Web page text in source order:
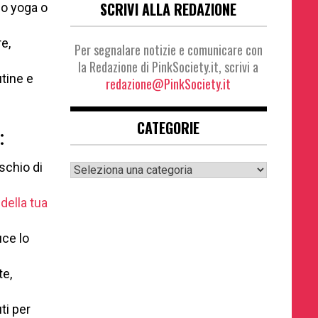
yoga o
e
di
tua
lo
per
SCRIVI ALLA REDAZIONE
Per segnalare notizie e comunicare con
la Redazione di PinkSociety.it, scrivi a
redazione@PinkSociety.it
CATEGORIE
Categorie